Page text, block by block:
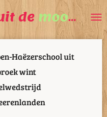
de mooiste
Haëzerschool uit
wint